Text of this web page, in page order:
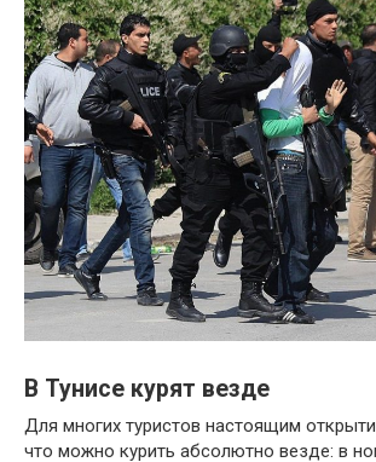
В Тунисе курят везде
Для многих туристов настоящим
что можно курить абсолютно везде: в